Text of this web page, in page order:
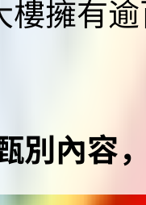
樓擁有
別內容